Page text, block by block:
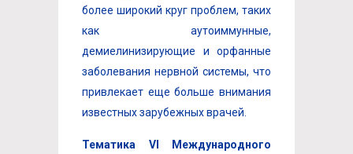
более широкий круг проблем, таких
как аутоиммунные,
демиелинизирующие и орфанные
заболевания нервной системы, что
привлекает еще больше внимания
известных зарубежных врачей.
Тематика VI
Международного